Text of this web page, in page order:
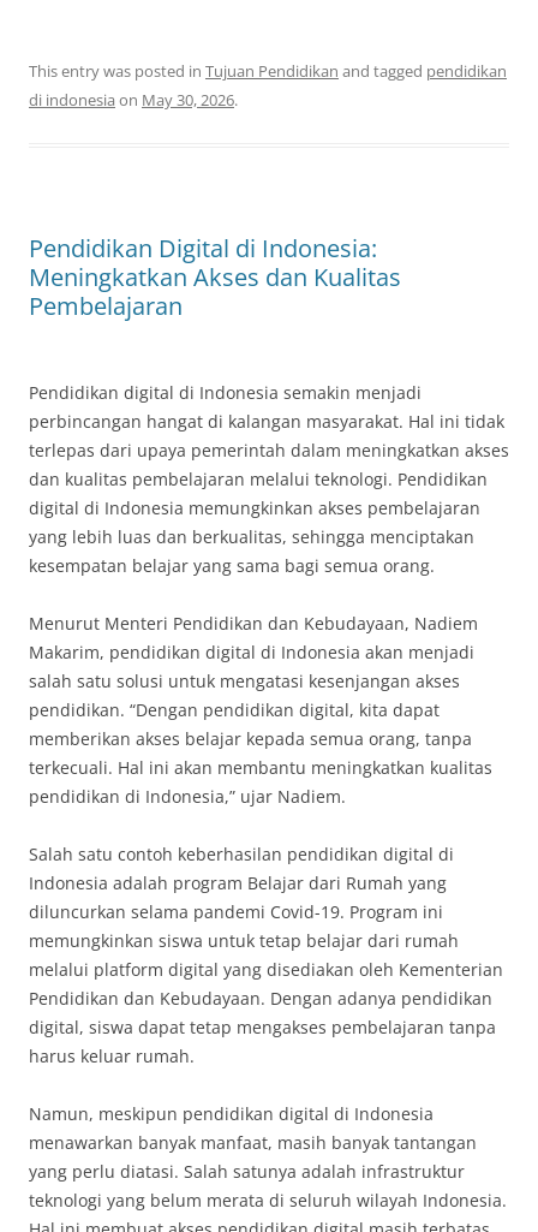
This entry was posted in Tujuan Pendidikan and tagged pendidikan
di indonesia on May 30, 2026.
Pendidikan Digital di Indonesia:
Meningkatkan Akses dan Kualitas
Pembelajaran
Pendidikan digital di Indonesia semakin menjadi
perbincangan hangat di kalangan masyarakat. Hal ini tidak
terlepas dari upaya pemerintah dalam meningkatkan akses
dan kualitas pembelajaran melalui teknologi. Pendidikan
digital di Indonesia memungkinkan akses pembelajaran
yang lebih luas dan berkualitas, sehingga menciptakan
kesempatan belajar yang sama bagi semua orang.
Menurut Menteri Pendidikan dan Kebudayaan, Nadiem
Makarim, pendidikan digital di Indonesia akan menjadi
salah satu solusi untuk mengatasi kesenjangan akses
pendidikan. “Dengan pendidikan digital, kita dapat
memberikan akses belajar kepada semua orang, tanpa
terkecuali. Hal ini akan membantu meningkatkan kualitas
pendidikan di Indonesia,” ujar Nadiem.
Salah satu contoh keberhasilan pendidikan digital di
Indonesia adalah program Belajar dari Rumah yang
diluncurkan selama pandemi Covid-19. Program ini
memungkinkan siswa untuk tetap belajar dari rumah
melalui platform digital yang disediakan oleh Kementerian
Pendidikan dan Kebudayaan. Dengan adanya pendidikan
digital, siswa dapat tetap mengakses pembelajaran tanpa
harus keluar rumah.
Namun, meskipun pendidikan digital di Indonesia
menawarkan banyak manfaat, masih banyak tantangan
yang perlu diatasi. Salah satunya adalah infrastruktur
teknologi yang belum merata di seluruh wilayah Indonesia.